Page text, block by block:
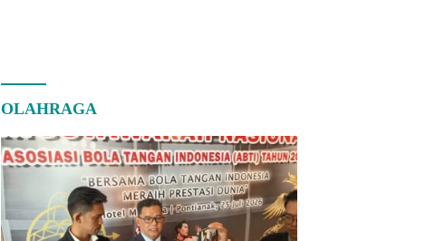
OLAHRAGA